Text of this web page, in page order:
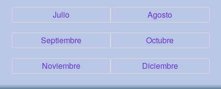
Julio Agosto
Septiembre Octubre
Noviembre Diciembre